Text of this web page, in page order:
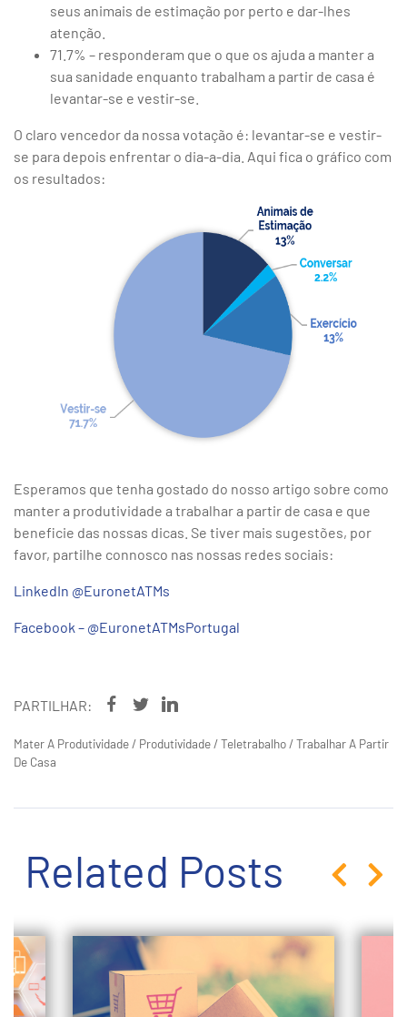
seus animais de estimação por perto e dar-lhes
atenção.
71.7% – responderam que o que os ajuda a manter a
sua sanidade enquanto trabalham a partir de casa é
levantar-se e vestir-se.
O claro vencedor da nossa votação é: levantar-se e vestir-
se para depois enfrentar o dia-a-dia. Aqui fica o gráfico com
os resultados:
Esperamos que tenha gostado do nosso artigo sobre como
manter a produtividade a trabalhar a partir de casa e que
beneficie das nossas dicas. Se tiver mais sugestões, por
favor, partilhe connosco nas nossas redes sociais:
LinkedIn @EuronetATMs
Facebook – @EuronetATMsPortugal
PARTILHAR:
Mater A Produtividade / Produtividade /Teletrabalho /Trabalhar A Partir
De Casa
Related Posts